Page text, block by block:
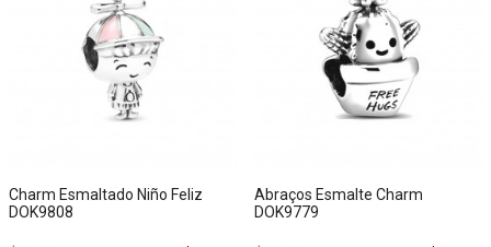
Charm Esmaltado Niño Feliz
DOK9808
Abraços Esmalte Charm
DOK9779